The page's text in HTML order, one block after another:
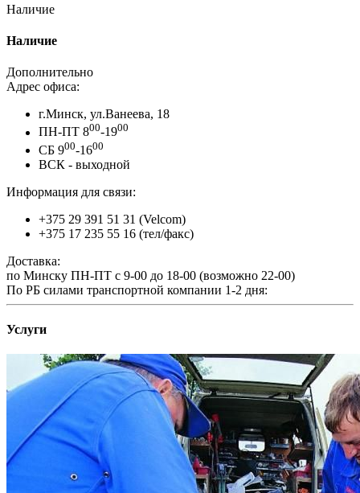
Наличие
Наличие
Дополнительно
Адрес офиса:
г.Минск, ул.Ванеева, 18
ПН-ПТ 800-1900
СБ 900-1600
ВСК - выходной
Информация для связи:
+375 29 391 51 31 (Velcom)
+375 17 235 55 16 (тел/факс)
Доставка:
по Минску ПН-ПТ с 9-00 до 18-00 (возможно 22-00)
По РБ силами транспортной компании 1-2 дня:
Услуги